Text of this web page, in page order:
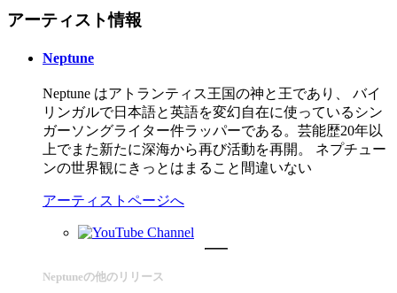
アーティスト情報
Neptune
Neptune はアトランティス王国の神と王であり、 バイ
リンガルで日本語と英語を変幻自在に使っているシン
ガーソングライター件ラッパーである。芸能歴20年以
上でまた新たに深海から再び活動を再開。 ネプチュー
ンの世界観にきっとはまること間違いない
アーティストページへ
Neptuneの他のリリース